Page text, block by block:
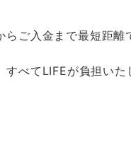
ご入金まで最短距離
べてLIFEが負担いた